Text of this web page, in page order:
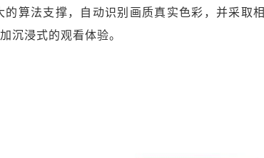
算法支撑，自动识别画质真实色彩，并采取相
沉浸式的观看体验。